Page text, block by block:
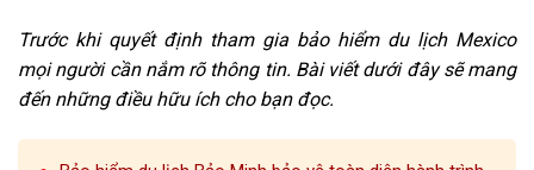
Trước khi quyết định tham gia bảo hiểm du lịch Mexico
mọi người cần nắm rõ thông tin. Bài viết dưới đây sẽ mang
đến những điều hữu ích cho bạn đọc.